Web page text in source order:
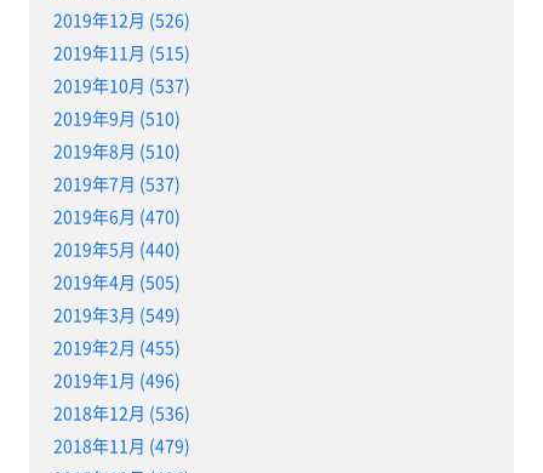
2019年12月 (526)
2019年11月 (515)
2019年10月 (537)
2019年9月 (510)
2019年8月 (510)
2019年7月 (537)
2019年6月 (470)
2019年5月 (440)
2019年4月 (505)
2019年3月 (549)
2019年2月 (455)
2019年1月 (496)
2018年12月 (536)
2018年11月 (479)